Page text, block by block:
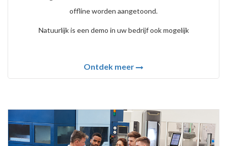
offline worden aangetoond.
Natuurlijk is een demo in uw bedrijf ook mogelijk
Ontdek meer